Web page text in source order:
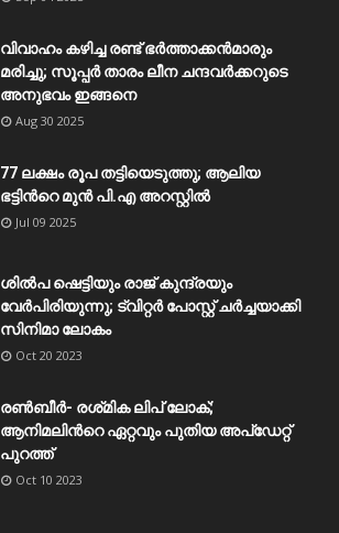
വിവാഹം കഴിച്ച രണ്ട് ഭർത്താക്കൻമാരും
മരിച്ചു; സൂപ്പർ താരം ലീന ചന്ദവർക്കറുടെ
അനുഭവം ഇങ്ങനെ
Aug 30 2025
77 ലക്ഷം രൂപ തട്ടിയെടുത്തു; ആലിയ
ഭട്ടിന്‍റെ മുൻ പി.എ അറസ്റ്റിൽ
Jul 09 2025
ശിൽപ ഷെട്ടിയും രാജ് കുന്ദ്രയും
വേർപിരിയുന്നു; ട്വിറ്റർ പോസ്റ്റ് ചർച്ചയാക്കി
സിനിമാ ലോകം
Oct 20 2023
രൺബീർ- രശ്‌മിക ലിപ് ലോക്;
ആനിമലിന്‍റെ ഏറ്റവും പുതിയ അപ്‌ഡേറ്റ്
പുറത്ത്
Oct 10 2023